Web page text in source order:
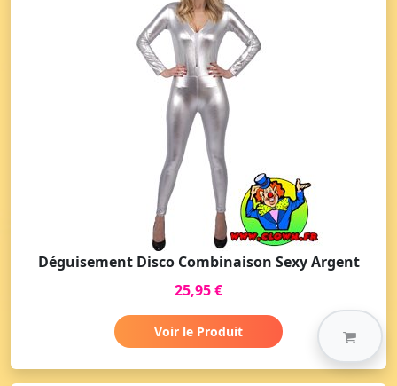
Déguisement Disco Combinaison Sexy Argent
25,95 €
Voir le Produit